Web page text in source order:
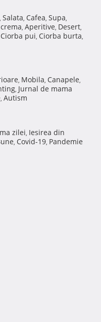
, Salata, Cafea, Supa,
, Aperitive, Desert,
Ciorba pui, Ciorba burta,
, Mobila, Canapele,
, Jurnal de mama
, Autism
zilei, Iesirea din
, Covid-19, Pandemie